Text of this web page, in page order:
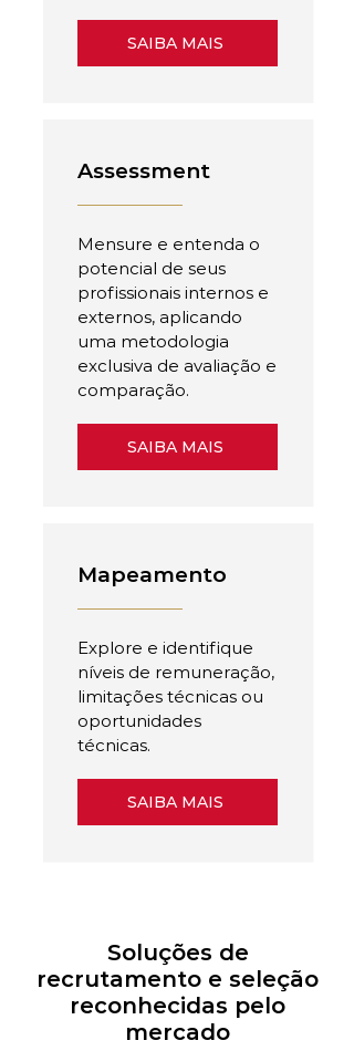
SAIBA MAIS
Assessment
Mensure e entenda o
potencial de seus
profissionais internos e
externos, aplicando
uma metodologia
exclusiva de avaliação e
comparação.
SAIBA MAIS
Mapeamento
Explore e identifique
níveis de remuneração,
limitações técnicas ou
oportunidades
técnicas.
SAIBA MAIS
Soluções de
recrutamento e seleção
reconhecidas pelo
mercado